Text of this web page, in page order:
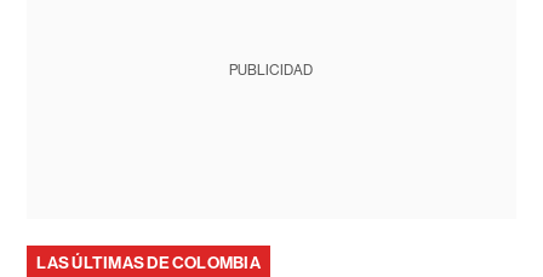
PUBLICIDAD
LAS ÚLTIMAS DE COLOMBIA